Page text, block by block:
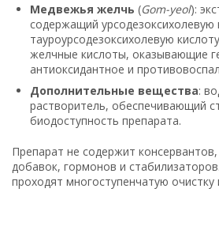
Медвежья желчь (Gom-yeol):
содержащий урсодезоксихолевую
тауроурсодезоксихолевую
желчные кислоты, оказывающие
антиоксидантное и
Дополнительные вещества:
растворитель, обеспечивающий
биодоступность препарата.
Препарат не содержит консервантов,
добавок, гормонов и
проходят многоступенчатую очистку